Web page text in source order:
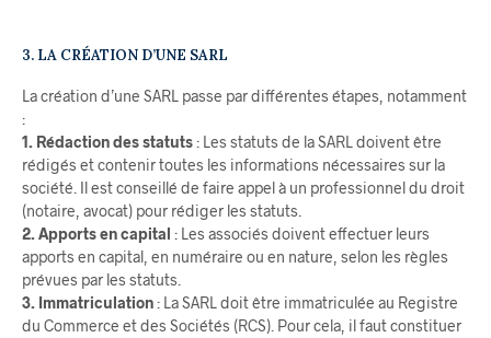
3. LA CRÉATION D’UNE SARL
La création d’une SARL passe par différentes étapes, notamment
:
1. Rédaction des statuts: Les statuts de la SARL doivent être
rédigés et contenir toutes les informations nécessaires sur la
société. Il est conseillé de faire appel à un professionnel du droit
(notaire, avocat) pour rédiger les statuts.
2. Apports en capital : Les associés doivent effectuer leurs
apports en capital, en numéraire ou en nature, selon les règles
prévues par les statuts.
3. Immatriculation: La SARL doit être immatriculée au Registre
du Commerce et des Sociétés (RCS). Pour cela, il faut constituer